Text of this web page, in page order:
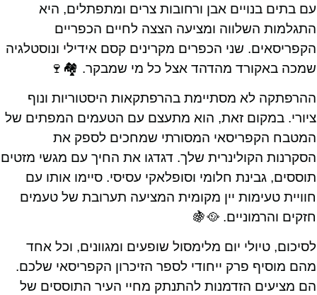
עם בתים בנויים אבן ורחובות צרים ומתפתלים, היא
התגלמות השלווה ומציעה הצצה לחיים הכפריים
הקפריסאים. שני הכפרים מקרינים קסם אידילי ונוסטלגיה
שמכה באקורד מהדהד אצל כל מי שמבקר. 🏘️🍷
ההרפתקה לא מסתיימת בהרפתקאות היסטוריות ונוף
ציורי. במקום זאת, הוא מתעצם עם הטעמים המפתים של
המטבח הקפריסאי המסורתי שמחכים לספק את
הסקרנות הקולינרית שלך. דגדגו את החיך עם מגשי מזטים
תוססים, גבינת חלומי וסופלאקי עסיסי. סיימו אותו עם
חוויית טעימות יין מקומית המציעה תערובת של טעמים
חזקים והרמוניים. 🥘🍇
לסיכום, טיולי יום מלימסול שופעים ומגוונים, וכל אחד
מהם מוסיף פרק ייחודי לספר הזיכרון הקפריסאי שלכם.
הם מציעים הזדמנות להתנתק מחיי העיר התוססים של